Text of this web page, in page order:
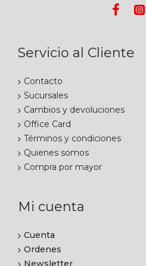
Servicio al Cliente
Contacto
Sucursales
Cambios y devoluciones
Office Card
Términos y condiciones
Quienes somos
Compra por mayor
Mi cuenta
Cuenta
Ordenes
Newsletter